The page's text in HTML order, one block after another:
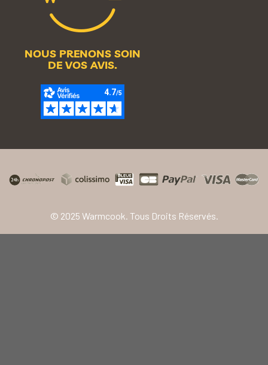
NOUS PRENONS SOIN
DE VOS AVIS.
© 2025 Warmcook. Tous Droits Réservés.